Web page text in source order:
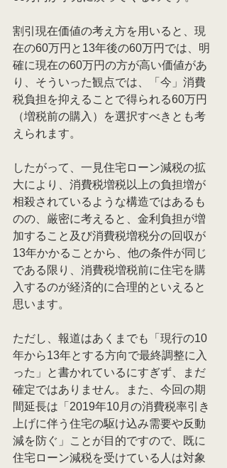
割引現在価値の考え方を用いると、現
在の60万円と13年後の60万円では、明
確に現在の60万円の方が高い価値があ
り、そういった観点では、「今」消費
税負担を抑えることで得られる60万円
（増税前の購入）を選択すべきとも考
えられます。
したがって、一見住宅ローン減税の拡
大により、消費税増税以上の負担増が
相殺されているような構造ではあるも
のの、厳密に考えると、金利負担が増
加すること及び消費税増税分の回収が
13年かかることから、他の条件が同じ
である限り、消費税増税前に住宅を購
入するのが経済的に合理的といえると
思います。
ただし、報道はあくまでも「現行の10
年から13年とする方向で最終調整に入
った」と書かれているにすぎず、まだ
確定ではありません。また、今回の期
間延長は「2019年10月の消費税率引き
上げに伴う住宅の駆け込み需要や反動
減を防ぐ」ことが目的ですので、既に
住宅ローン減税を受けている人は対象